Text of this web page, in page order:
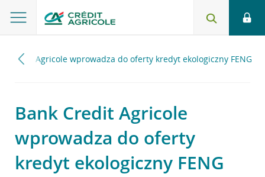
Credit Agricole wprowadza do oferty kredyt ekologiczny FENG
Bank Credit Agricole
wprowadza do oferty
kredyt ekologiczny FENG